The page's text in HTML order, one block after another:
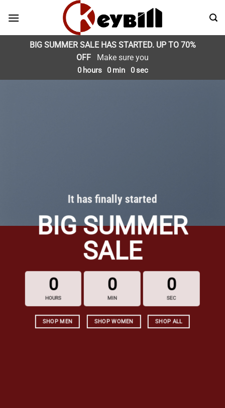
BIG SUMMER SALE HAS STARTED. UP TO 70%
OFF Make sure you
0 hours 0 min 0sec
It has finally started
BIG SUMMER
SALE
0
HOURS
0
MIN
0
SEC
SHOP MEN SHOP WOMEN SHOP ALL